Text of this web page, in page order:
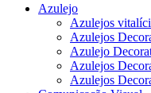
Azulejo
Azulejos
Azulejos
Azulejo
Azulejos
Azulejos